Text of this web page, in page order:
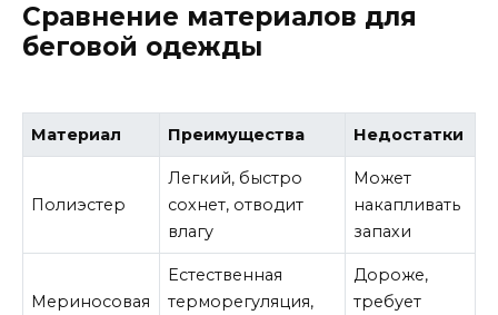
Сравнение материалов для
беговой одежды
Материал Преимущества Недостатки
Полиэстер
Легкий, быстро
сохнет, отводит
влагу
Может
накапливать
запахи
Мериносовая
Естественная
терморегуляция,
Дороже,
требует